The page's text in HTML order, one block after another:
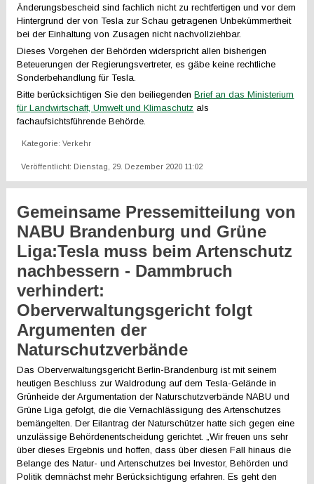
Änderungsbescheid sind fachlich nicht zu rechtfertigen und vor dem
Hintergrund der von Tesla zur Schau getragenen Unbekümmertheit
bei der Einhaltung von Zusagen nicht nachvollziehbar.
Dieses Vorgehen der Behörden widerspricht allen bisherigen
Beteuerungen der Regierungsvertreter, es gäbe keine rechtliche
Sonderbehandlung für Tesla.
Bitte berücksichtigen Sie den beiliegendenBrief an das Ministerium
für Landwirtschaft, Umwelt und Klimaschutz als
fachaufsichtsführende Behörde.
Kategorie:Verkehr
Veröffentlicht: Dienstag, 29. Dezember 2020 11:02
Gemeinsame Pressemitteilung von
NABU Brandenburg und Grüne
Liga:Tesla muss beim Artenschutz
nachbessern - Dammbruch
verhindert:
Oberverwaltungsgericht folgt
Argumenten der
Naturschutzverbände
Das Oberverwaltungsgericht Berlin-Brandenburg ist mit seinem
heutigen Beschluss zur Waldrodung auf dem Tesla-Gelände in
Grünheide der Argumentation der Naturschutzverbände NABU und
Grüne Liga gefolgt, die die Vernachlässigung des Artenschutzes
bemängelten. Der Eilantrag der Naturschützer hatte sich gegen eine
unzulässige Behördenentscheidung gerichtet. „Wir freuen uns sehr
über dieses Ergebnis und hoffen, dass über diesen Fall hinaus die
Belange des Natur- und Artenschutzes bei Investor, Behörden und
Politik demnächst mehr Berücksichtigung erfahren. Es geht den